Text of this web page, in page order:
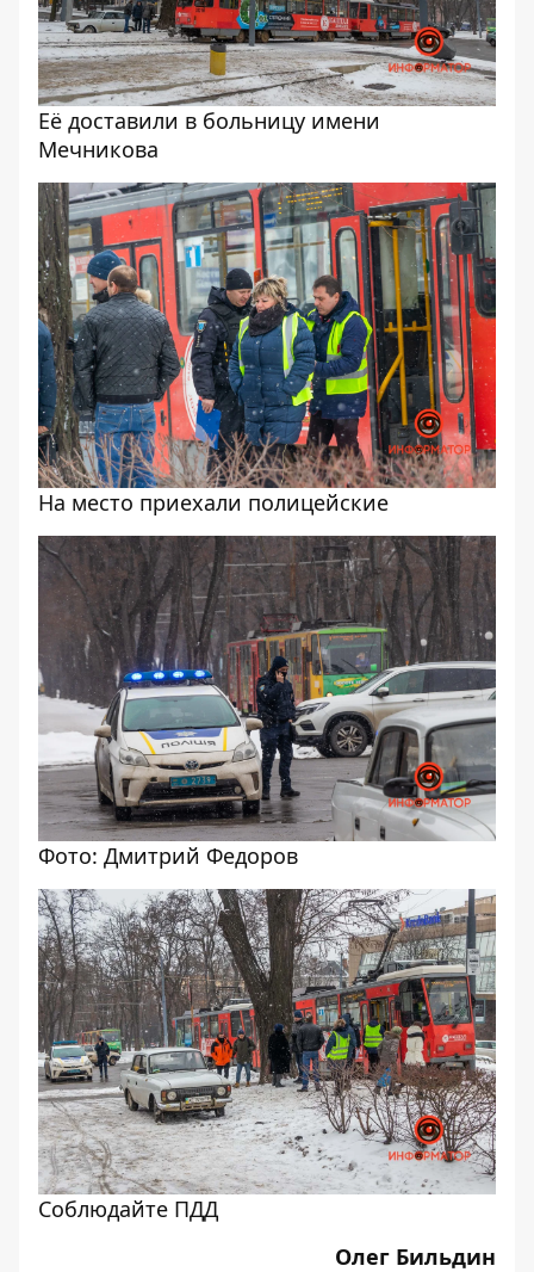
Её доставили в больницу имени
Мечникова
На место приехали полицейские
Фото: Дмитрий Федоров
Соблюдайте ПДД
Олег Бильдин